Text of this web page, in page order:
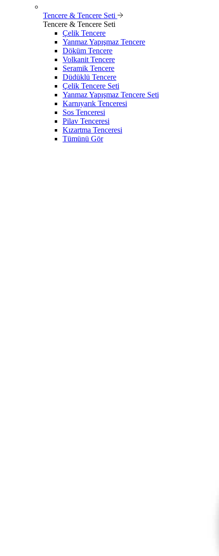
Tencere & Tencere Seti
Tencere & Tencere Seti
Çelik Tencere
Yanmaz Yapışmaz Tencere
Döküm Tencere
Volkanit Tencere
Seramik Tencere
Düdüklü Tencere
Çelik Tencere Seti
Yanmaz Yapışmaz Tencere Seti
Karnıyarık Tenceresi
Sos Tenceresi
Pilav Tenceresi
Kızartma Tenceresi
Tümünü Gör